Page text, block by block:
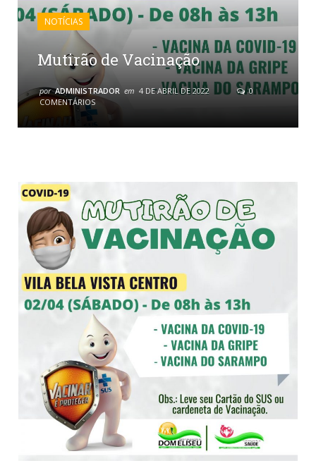
NOTÍCIAS
Mutirão de Vacinação
por ADMINISTRADOR em 4 DE ABRIL DE 2022
0
COMENTÁRIOS